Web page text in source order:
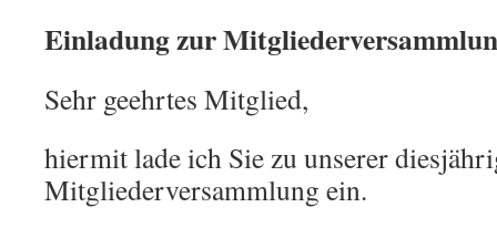
Einladung zur
Sehr geehrtes Mitglied,
hiermit lade ich Sie zu unserer
Mitgliederversammlung ein.